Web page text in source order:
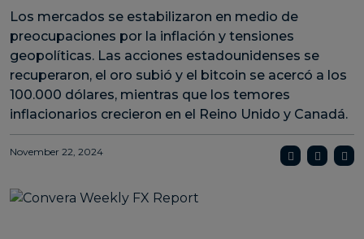
Los mercados se estabilizaron en medio de
preocupaciones por la inflación y tensiones
geopolíticas. Las acciones estadounidenses se
recuperaron, el oro subió y el bitcoin se acercó a los
100.000 dólares, mientras que los temores
inflacionarios crecieron en el Reino Unido y Canadá.
November 22, 2024